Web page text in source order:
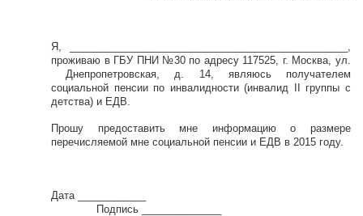
Я, _________________________________________________,
проживаю в ГБУ ПНИ №30 по адресу 117525, г. Москва, ул.
Днепропетровская, д. 14, являюсь получателем
социальной пенсии по инвалидности (инвалид II группы с
детства) и ЕДВ.
Прошу предоставить мне информацию о размере
перечисляемой мне социальной пенсии и ЕДВ в 2015 году.
Дата ____________
Подпись ______________